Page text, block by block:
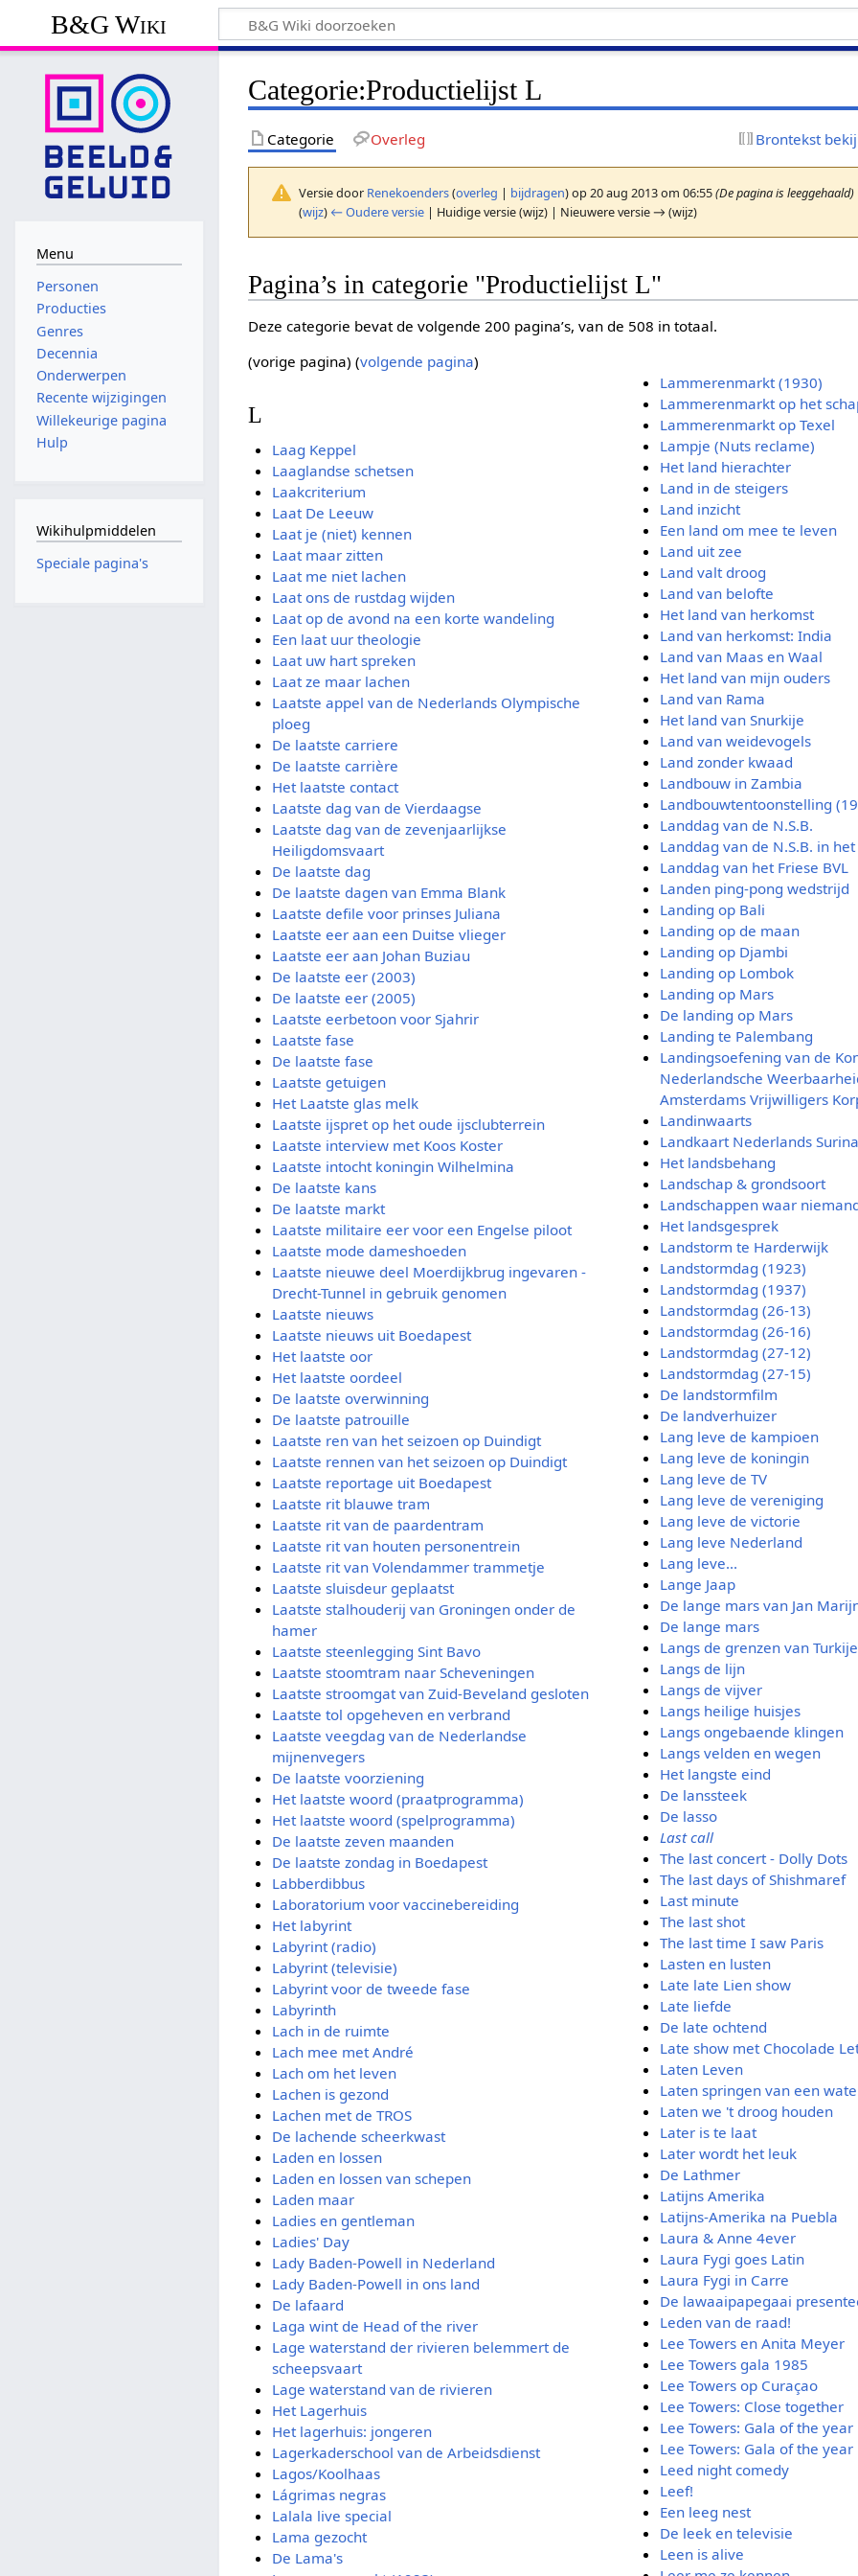
B&G Wiki
Categorie:Productielijst L
Categorie Overleg Brontekst
Versie door Renekoenders(overleg | bijdragen)op 20 aug 2013 om 06:55(De pagina is leeggehaald)
(wijz) ← Oudere versie | Huidige versie (wijz) | Nieuwere versie → (wijz)
Pagina’s in categorie "Productielijst L"
Deze categorie bevat de volgende 200 pagina’s, van de 508 in totaal.
(vorige pagina) (volgende pagina)
L
Laag Keppel
Laaglandse schetsen
Laakcriterium
Laat De Leeuw
Laat je (niet) kennen
Laat maar zitten
Laat me niet lachen
Laat ons de rustdag wijden
Laat op de avond na een korte wandeling
Een laat uur theologie
Laat uw hart spreken
Laat ze maar lachen
Laatste appel van de Nederlands Olympische
ploeg
De laatste carriere
De laatste carrière
Het laatste contact
Laatste dag van de Vierdaagse
Laatste dag van de zevenjaarlijkse
Heiligdomsvaart
De laatste dag
De laatste dagen van Emma Blank
Laatste defile voor prinses Juliana
Laatste eer aan een Duitse vlieger
Laatste eer aan Johan Buziau
De laatste eer (2003)
De laatste eer (2005)
Laatste eerbetoon voor Sjahrir
Laatste fase
De laatste fase
Laatste getuigen
Het Laatste glas melk
Laatste ijspret op het oude ijsclubterrein
Laatste interview met Koos Koster
Laatste intocht koningin Wilhelmina
De laatste kans
De laatste markt
Laatste militaire eer voor een Engelse piloot
Laatste mode dameshoeden
Laatste nieuwe deel Moerdijkbrug ingevaren -
Drecht-Tunnel in gebruik genomen
Laatste nieuws
Laatste nieuws uit Boedapest
Het laatste oor
Het laatste oordeel
De laatste overwinning
De laatste patrouille
Laatste ren van het seizoen op Duindigt
Laatste rennen van het seizoen op Duindigt
Laatste reportage uit Boedapest
Laatste rit blauwe tram
Laatste rit van de paardentram
Laatste rit van houten personentrein
Laatste rit van Volendammer trammetje
Laatste sluisdeur geplaatst
Laatste stalhouderij van Groningen onder de
hamer
Laatste steenlegging Sint Bavo
Laatste stoomtram naar Scheveningen
Laatste stroomgat van Zuid-Beveland gesloten
Laatste tol opgeheven en verbrand
Laatste veegdag van de Nederlandse
mijnenvegers
De laatste voorziening
Het laatste woord (praatprogramma)
Het laatste woord (spelprogramma)
De laatste zeven maanden
De laatste zondag in Boedapest
Labberdibbus
Laboratorium voor vaccinebereiding
Het labyrint
Labyrint (radio)
Labyrint (televisie)
Labyrint voor de tweede fase
Labyrinth
Lach in de ruimte
Lach mee met André
Lach om het leven
Lachen is gezond
Lachen met de TROS
De lachende scheerkwast
Laden en lossen
Laden en lossen van schepen
Laden maar
Ladies en gentleman
Ladies' Day
Lady Baden-Powell in Nederland
Lady Baden-Powell in ons land
De lafaard
Laga wint de Head of the river
Lage waterstand der rivieren belemmert de
scheepsvaart
Lage waterstand van de rivieren
Het Lagerhuis
Het lagerhuis: jongeren
Lagerkaderschool van de Arbeidsdienst
Lagos/Koolhaas
Lágrimas negras
Lalala live special
Lama gezocht
De Lama's
Lammerenmarkt (1930)
Lammerenmarkt op het
Lammerenmarkt op Texel
Lampje (Nuts reclame)
Het land hierachter
Land in de steigers
Land inzicht
Een land om mee te leven
Land uit zee
Land valt droog
Land van belofte
Het land van herkomst
Land van herkomst: India
Land van Maas en Waal
Het land van mijn ouders
Land van Rama
Het land van Snurkije
Land van weidevogels
Land zonder kwaad
Landbouw in Zambia
Landbouwtentoonstelling
Landdag van de N.S.B.
Landdag van de N.S.B. in
Landdag van het Friese BVL
Landen ping-pong wedstrijd
Landing op Bali
Landing op de maan
Landing op Djambi
Landing op Lombok
Landing op Mars
De landing op Mars
Landing te Palembang
Landingsoefening van de
Nederlandsche
Amsterdams Vrijwilligers
Landinwaarts
Landkaart Nederlands
Het landsbehang
Landschap & grondsoort
Landschappen waar
Het landsgesprek
Landstorm te Harderwijk
Landstormdag (1923)
Landstormdag (1937)
Landstormdag (26-13)
Landstormdag (26-16)
Landstormdag (27-12)
Landstormdag (27-15)
De landstormfilm
De landverhuizer
Lang leve de kampioen
Lang leve de koningin
Lang leve de TV
Lang leve de vereniging
Lang leve de victorie
Lang leve Nederland
Lang leve...
Lange Jaap
De lange mars van Jan
De lange mars
Langs de grenzen van Turkije
Langs de lijn
Langs de vijver
Langs heilige huisjes
Langs ongebaende klingen
Langs velden en wegen
Het langste eind
De lanssteek
De lasso
Last call
The last concert - Dolly Dots
The last days of Shishmaref
Last minute
The last shot
The last time I saw Paris
Lasten en lusten
Late late Lien show
Late liefde
De late ochtend
Late show met Chocolade
Laten Leven
Laten springen van een
Laten we 't droog houden
Later is te laat
Later wordt het leuk
De Lathmer
Latijns Amerika
Latijns-Amerika na Puebla
Laura & Anne 4ever
Laura Fygi goes Latin
Laura Fygi in Carre
De lawaaipapegaai
Leden van de raad!
Lee Towers en Anita Meyer
Lee Towers gala 1985
Lee Towers op Curaçao
Lee Towers: Close together
Lee Towers: Gala of the year
Lee Towers: Gala of the year
Leed night comedy
Leef!
Een leeg nest
De leek en televisie
Leen is alive
Menu
Personen
Producties
Genres
Decennia
Onderwerpen
Recente wijzigingen
Willekeurige pagina
Hulp
Wikihulpmiddelen
Speciale pagina's